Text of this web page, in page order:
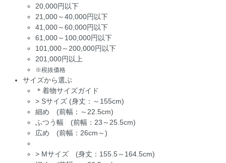
20,000円以下
21,000～40,000円以下
41,000～60,000円以下
61,000～100,000円以下
101,000～200,000円以下
201,000円以上
※税抜価格
サイズから選ぶ
＊着物サイズガイド
> Sサイズ (身丈：～155cm)
細め (前幅：～22.5cm)
ふつう幅 (前幅：23～25.5cm)
広め (前幅：26cm～)
> Mサイズ (身丈：155.5～164.5cm)